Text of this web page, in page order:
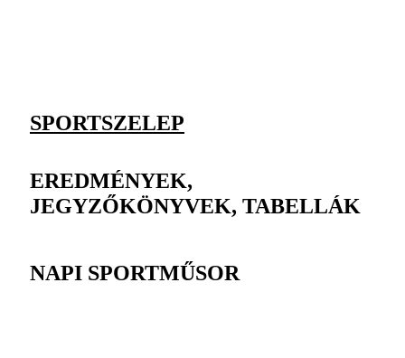
SPORTSZELEP
EREDMÉNYEK,
JEGYZŐKÖNYVEK, TABELLÁK
NAPI SPORTMŰSOR